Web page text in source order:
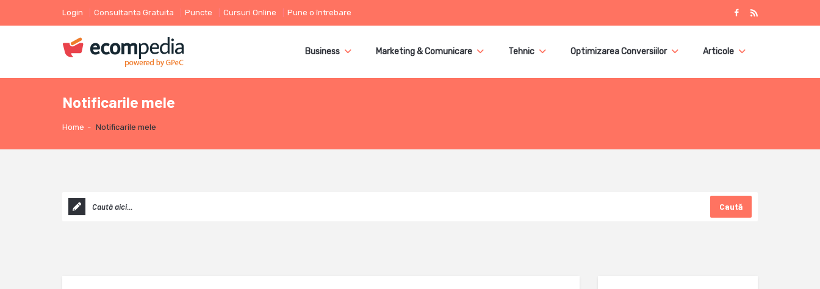
Login Consultanta Gratuita Puncte Cursuri Online Pune o întrebare
Business Marketing & Comunicare Tehnic Optimizarea Conversiilor Articole
Notificarile mele
Home - Notificarile mele
Caută